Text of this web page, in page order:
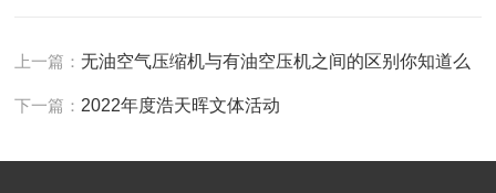
上一篇：无油空气压缩机与有油空压机之间的区别你知道么
下一篇： 2022年度浩天晖文体活动